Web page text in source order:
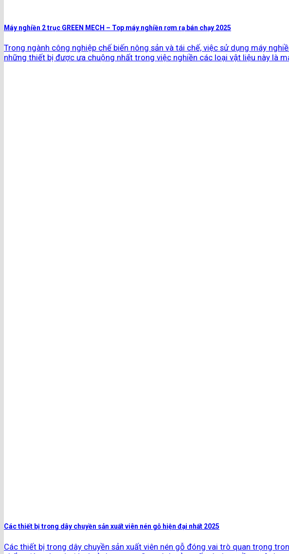
Máy nghiền 2 trục GREEN MECH – Top máy nghiền rơm rạ bán chạy 2025
Trong ngành công nghiệp chế biến nông sản và tái chế, việc sử dụng máy
những thiết bị được ưa chuộng nhất trong việc nghiền các loại vật liệu này là
Các thiết bị trong dây chuyền sản xuất viên nén gỗ hiện đại nhất 2025
Các thiết bị trong dây chuyền sản xuất viên nén gỗ đóng vai trò quan trọng